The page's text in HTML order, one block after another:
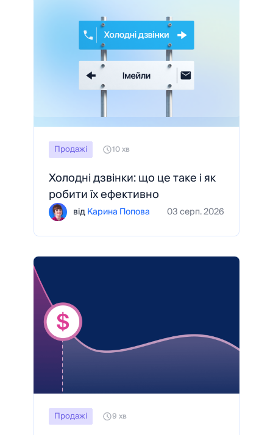
Продажі 10 хв
Холодні дзвінки: що це таке і як
робити їх ефективно
відКарина Попова 03 серп. 2026
Продажі 9 хв